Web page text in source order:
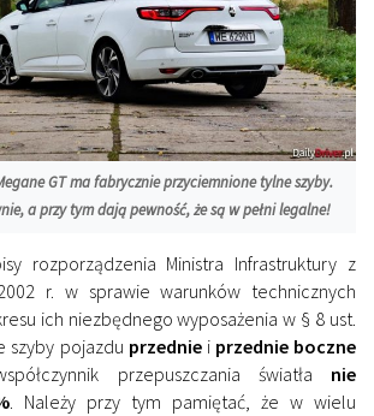
GT ma fabrycznie przyciemnione tylne szyby.
a przy tym dają pewność, że są w pełni legalne!
rozporządzenia Ministra Infrastruktury z
r. w sprawie warunków technicznych
ich niezbędnego wyposażenia w § 8 ust.
szyby pojazdu przedniei przednie boczne
przepuszczania światła nie
. Należy przy tym pamiętać, że w wielu